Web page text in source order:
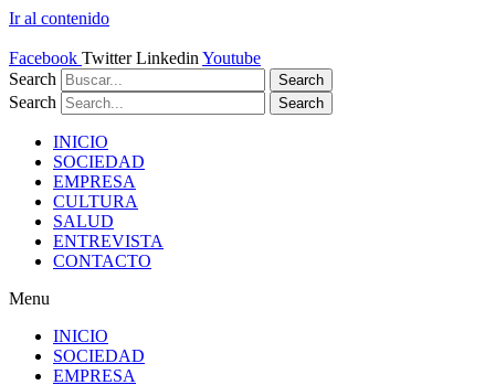
Ir al contenido
Facebook Twitter Linkedin Youtube
Search
Search
Search Search
INICIO
SOCIEDAD
EMPRESA
CULTURA
SALUD
ENTREVISTA
CONTACTO
Menu
INICIO
SOCIEDAD
EMPRESA